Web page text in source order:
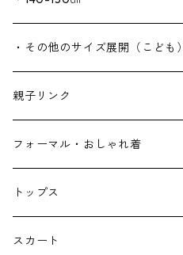
・その他のサイズ展開（こども）
親子リンク
フォーマル・おしゃれ着
トップス
スカート